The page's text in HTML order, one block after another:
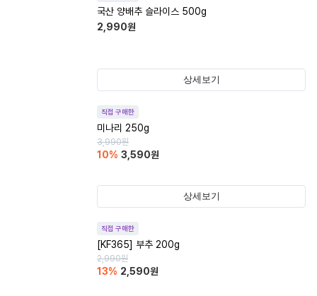
국산 양배추 슬라이스 500g
2,990원
상세보기
직접 구매한
미나리 250g
3,990원
10% 3,590원
상세보기
직접 구매한
[KF365] 부추 200g
2,990원
13% 2,590원